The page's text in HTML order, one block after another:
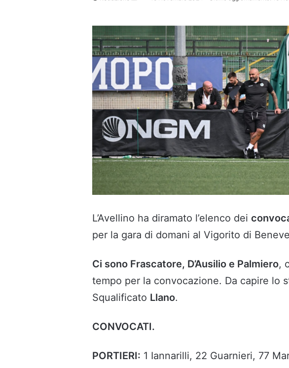
L’Avellino ha diramato l’elenco dei
per la gara di domani al Vigorito di
Ci sono Frascatore, D’Ausilio e Palmiero,
tempo per la convocazione. Da capire lo
Squalificato Llano.
CONVOCATI.
PORTIERI: 1 Iannarilli, 22 Guarnieri, 77